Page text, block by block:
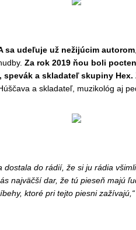
sa udeľuje už nežijúcim autorom
Za rok 2019 ňou boli
spevák a skladateľ skupiny Hex.
a skladateľ, muzikológ aj
dostala do rádií, že si ju rádia
najväčší dar, že tú pieseň majú
ktoré pri tejto piesni zažívajú,“